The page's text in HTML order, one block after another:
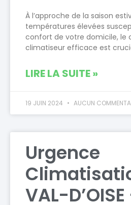
À l’approche de la saison
températures élevées
confort de votre domicile, le
climatiseur efficace est
LIRE LA SUITE »
19 JUIN 2024 AUCUN
Urgence
VAL-D’OISE